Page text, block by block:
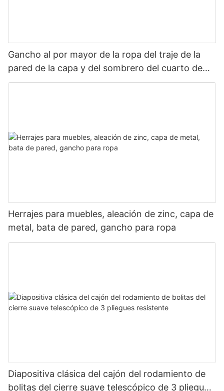
Gancho al por mayor de la ropa del traje de la
pared de la capa y del sombrero del cuarto de
baño del dormitorio del metal de la aleación del
Herrajes para muebles, aleación de zinc, capa de
metal, bata de pared, gancho para ropa
Diapositiva clásica del cajón del rodamiento de
bolitas del cierre suave telescópico de 3 pliegues